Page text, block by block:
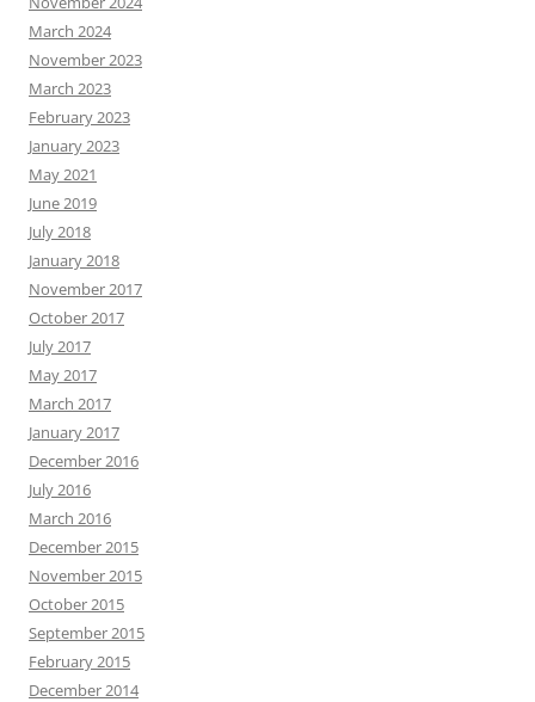
March 2024
November 2023
March 2023
February 2023
January 2023
May 2021
June 2019
July 2018
January 2018
November 2017
October 2017
July 2017
May 2017
March 2017
January 2017
December 2016
July 2016
March 2016
December 2015
November 2015
October 2015
September 2015
February 2015
December 2014